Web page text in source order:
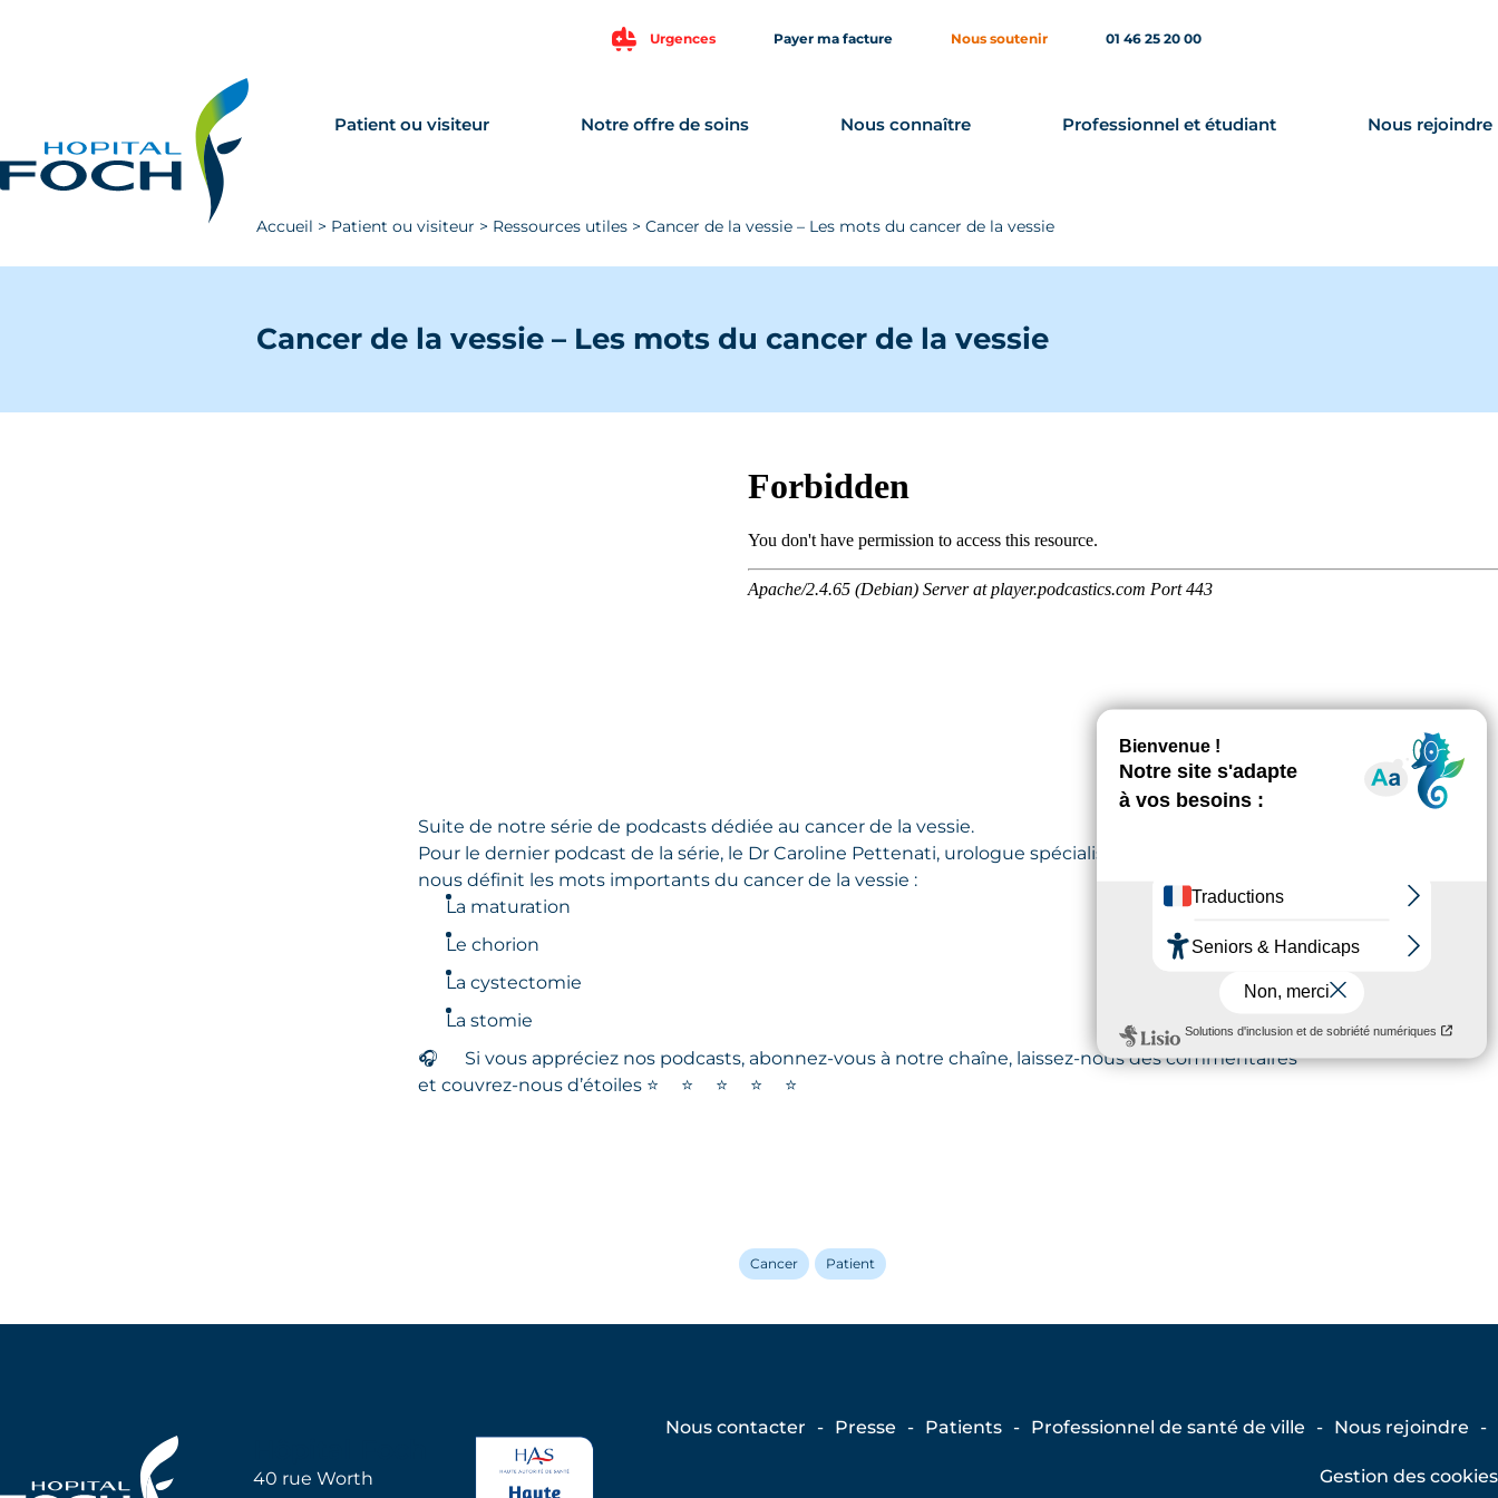
Urgences Payer ma facture Nous soutenir 01 46 25 20 00
Patient ou visiteur Notre offre de soins Nous connaître Professionnel et étudiant Nous rejoindre
Accueil > Patient ou visiteur > Ressources utiles > Cancer de la vessie – Les mots du cancer de la vessie
Cancer de la vessie – Les mots du cancer de la vessie
Suite de notre série de podcasts dédiée au cancer de la vessie.
Pour le dernier podcast de la série, le Dr Caroline Pettenati, urologue spécialisée en onco-urologie,
nous définit les mots importants du cancer de la vessie :
La maturation
Le chorion
La cystectomie
La stomie
🎧
Si vous appréciez nos podcasts, abonnez-vous à notre chaîne, laissez-nous des commentaires
et couvrez-nous d’étoiles ⭐ ⭐ ⭐ ⭐ ⭐
Cancer Patient
40 rue Worth
Nous contacter Presse Patients Professionnel de santé de ville Nous rejoindre
Gestion des cookies